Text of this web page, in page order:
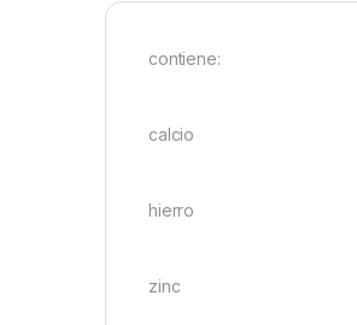
contiene:
calcio
hierro
zinc